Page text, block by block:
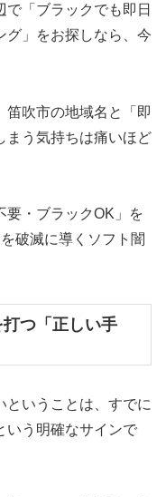
「ブラックでも即日
グ」をお探しなら、今
笛吹市の地域名と「即
まう気持ちは痛いほど
要・ブラックOK」を
破滅に導くソフト闇
つ「正しい手
ということは、すでに
いう明確なサインで